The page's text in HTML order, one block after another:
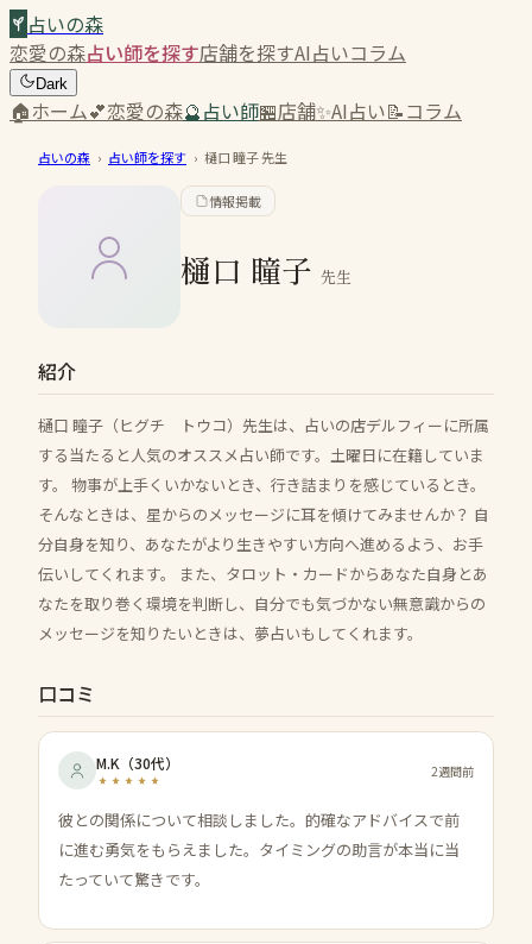
占いの森
恋愛の森占い師を探す店舗を探すAI占いコラム
Dark
🏠ホーム💕恋愛の森🔮占い師🏪店舗✨AI占い📝コラム
占いの森 › 占い師を探す › 樋口 瞳子先生
情報掲載
樋口 瞳子 先生
紹介
樋口 瞳子（ヒグチ トウコ）先生は、占いの店デルフィーに所属
する当たると人気のオススメ占い師です。土曜日に在籍していま
す。 物事が上手くいかないとき、行き詰まりを感じているとき。
そんなときは、星からのメッセージに耳を傾けてみませんか？ 自
分自身を知り、あなたがより生きやすい方向へ進めるよう、お手
伝いしてくれます。 また、タロット・カードからあなた自身とあ
なたを取り巻く環境を判断し、自分でも気づかない無意識からの
メッセージを知りたいときは、夢占いもしてくれます。
口コミ
M.K （30代） 2週間前
彼との関係について相談しました。的確なアドバイスで前
に進む勇気をもらえました。タイミングの助言が本当に当
たっていて驚きです。